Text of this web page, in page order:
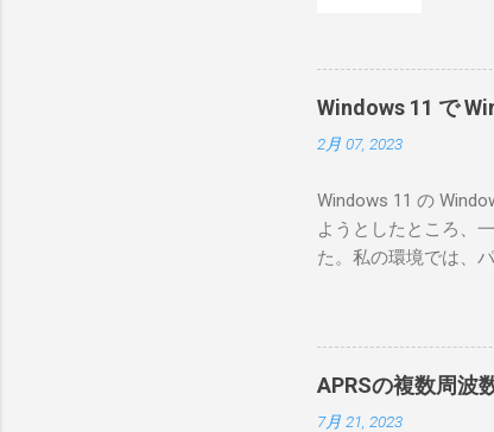
ろ
で
が
が
に
を
私
て
る
Windows 11 で
2月 07, 2023
Windows 11 の
ようとしたところ、
た。私の環境では、
ンストールできなか
ては pnputil というコ
す。 Windows
なファイルに、現在
APRSの複数周波
7月 21, 2023